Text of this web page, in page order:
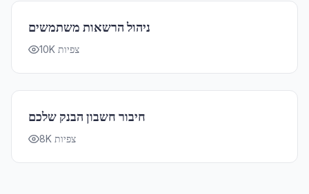
ניהול הרשאות משתמשים
10K צפיות
חיבור חשבון הבנק שלכם
8K צפיות